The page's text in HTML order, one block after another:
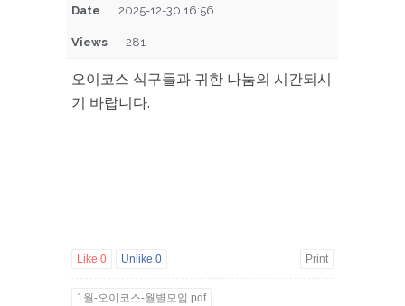
Date 2025-12-30 16:56
Views 281
오이코스 식구들과 귀한 나눔의 시간되시
기 바랍니다.
Like 0 Unlike 0 Print
1월-오이코스-월별모임.pdf